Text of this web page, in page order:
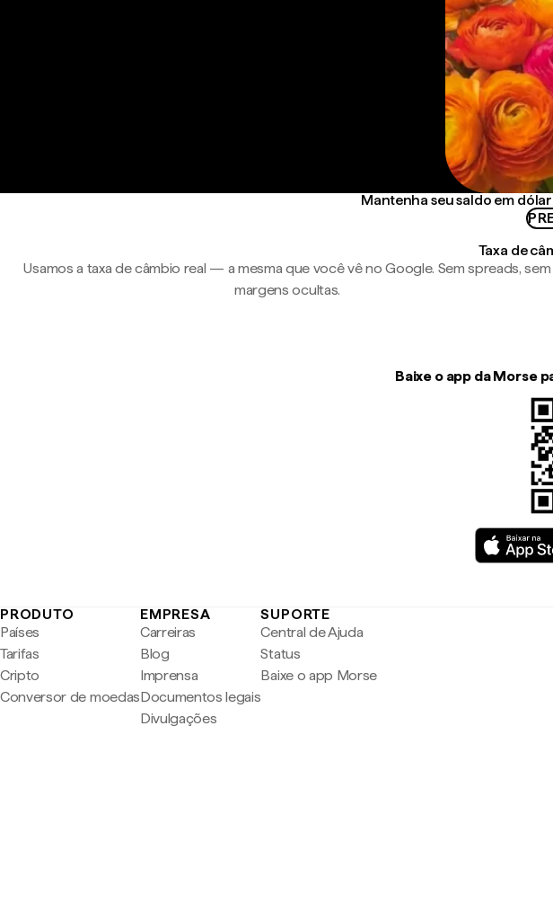
Mantenha seu saldo em
Taxa de
Usamos a taxa de câmbio real — a mesma que você vê no Google. Sem spreads, sem
margens ocultas.
Baixe o app da Morse
PRODUTO
Países
Tarifas
Cripto
Conversor de moedas
EMPRESA
Carreiras
Blog
Imprensa
Documentos legais
Divulgações
SUPORTE
Central de Ajuda
Status
Baixe o app Morse